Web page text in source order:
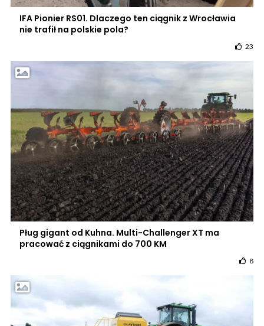
IFA Pionier RS01. Dlaczego ten ciągnik z Wrocławia
nie trafił na polskie pola?
23
Pług gigant od Kuhna. Multi-Challenger XT ma
pracować z ciągnikami do 700 KM
8